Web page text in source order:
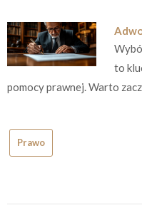
to
pomocy prawnej. Warto
Prawo